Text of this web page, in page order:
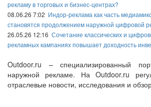
рекламу в торговых и бизнес-центрах?
08.06.26 7:02 Индор-реклама как часть
становятся продолжением наружной цифровой
26.05.26 12:16 Сочетание классических и
рекламных кампаниях повышает доходность
Outdoor.ru – специализированный
наружной рекламе. На Outdoor.ru
отраслевые новости, исследования и